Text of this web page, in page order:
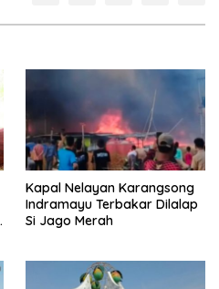
Kapal Nelayan Karangsong
Indramayu Terbakar Dilalap
Si Jago Merah